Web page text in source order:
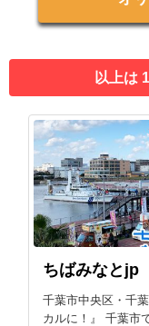
以上は
ちばみなとjp
千葉市中央区・千
カルに！』 千葉市